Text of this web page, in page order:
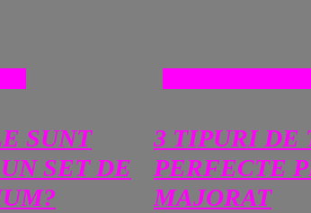
SUNT
SET DE
3 TIPURI DE
PERFECTE
MAJORAT